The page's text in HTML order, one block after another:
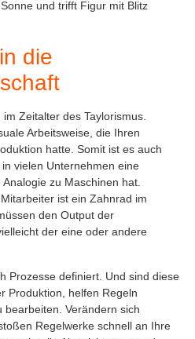
die
Zeitalter des Taylorismus.
Arbeitsweise, die Ihren
hatte. Somit ist es auch
vielen Unternehmen eine
zu Maschinen hat.
ist ein Zahnrad im
den Output der
der eine oder andere
Prozesse definiert. Und sind diese
Produktion, helfen Regeln
Verändern sich
Regelwerke schnell an Ihre